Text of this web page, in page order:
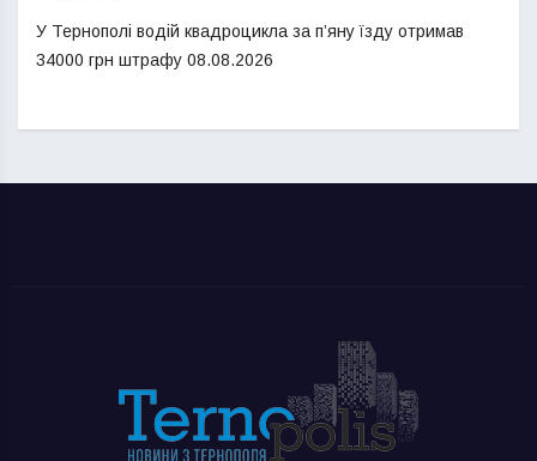
У Тернополі водій квадроцикла за п’яну їзду отримав
34000 грн штрафу 08.08.2026